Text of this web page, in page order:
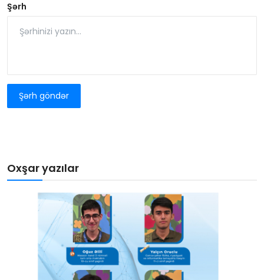
Şərh
Şərh göndər
Oxşar yazılar